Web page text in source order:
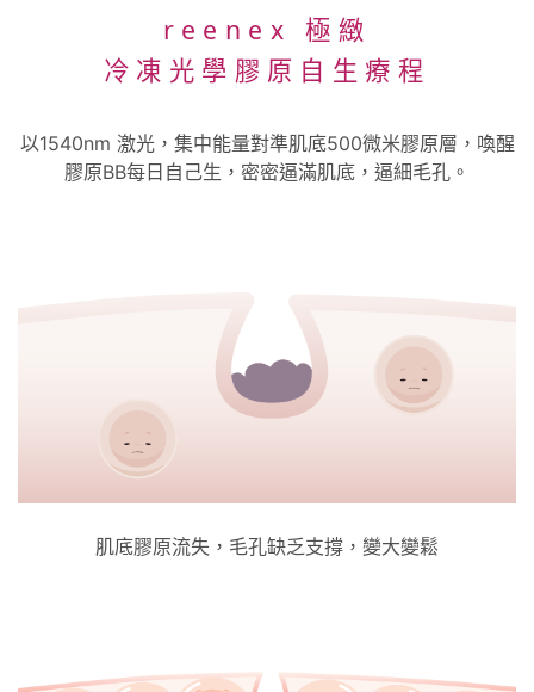
reenex 極緻
冷凍光學膠原自生療程
以1540nm 激光，集中能量對準肌底500微米膠原層，喚醒
膠原BB每日自己生，密密逼滿肌底，逼細毛孔。
肌底膠原流失，毛孔缺乏支撐，變大變鬆